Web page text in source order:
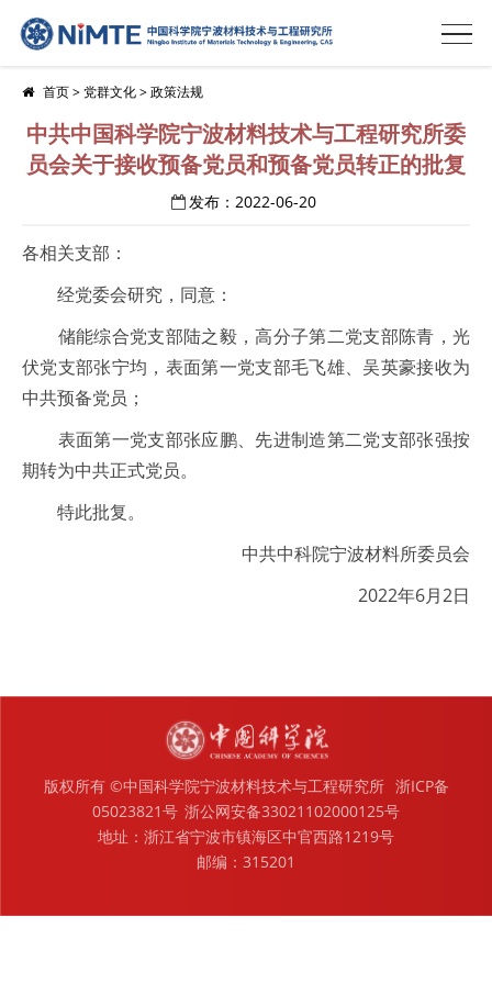
首页>党群文化>政策法规
中共中国科学院宁波材料技术与工程研究所委
员会关于接收预备党员和预备党员转正的批复
发布：2022-06-20
各相关支部：
经党委会研究，同意：
储能综合党支部陆之毅，高分子第二党支部陈青，光
伏党支部张宁均，表面第一党支部毛飞雄、吴英豪接收为
中共预备党员；
表面第一党支部张应鹏、先进制造第二党支部张强按
期转为中共正式党员。
特此批复。
中共中科院宁波材料所委员会
2022年6月2日
版权所有 ©中国科学院宁波材料技术与工程研究所 浙ICP备
05023821号 浙公网安备33021102000125号
地址：浙江省宁波市镇海区中官西路1219号
邮编：315201